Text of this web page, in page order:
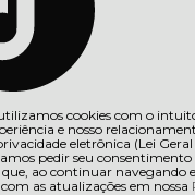
cookies com o
e nosso
eletrônica (Lei Geral
pedir seu
ao continuar navegando
as atualizações em nossa